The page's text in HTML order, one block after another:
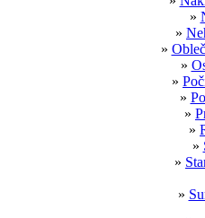
»
»
»
»
»
»
»
»
»
»
»